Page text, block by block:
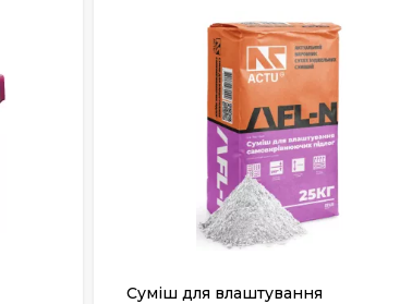
Суміш для влаштування